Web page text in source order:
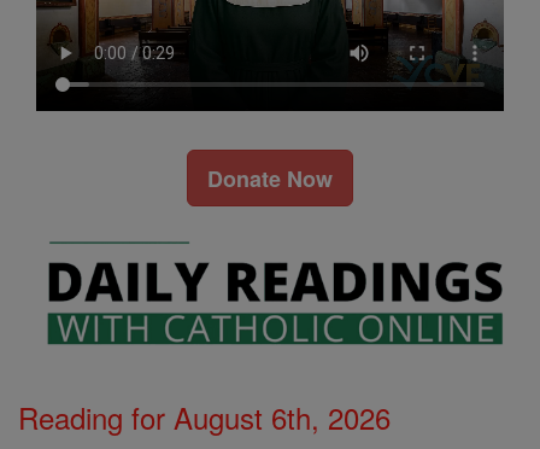
Donate Now
Reading for August 6th, 2026